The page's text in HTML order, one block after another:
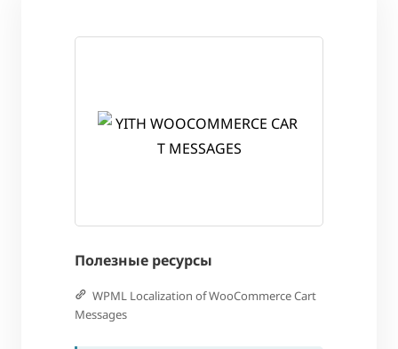
Полезные ресурсы
WPML Localization of WooCommerce Cart
Messages